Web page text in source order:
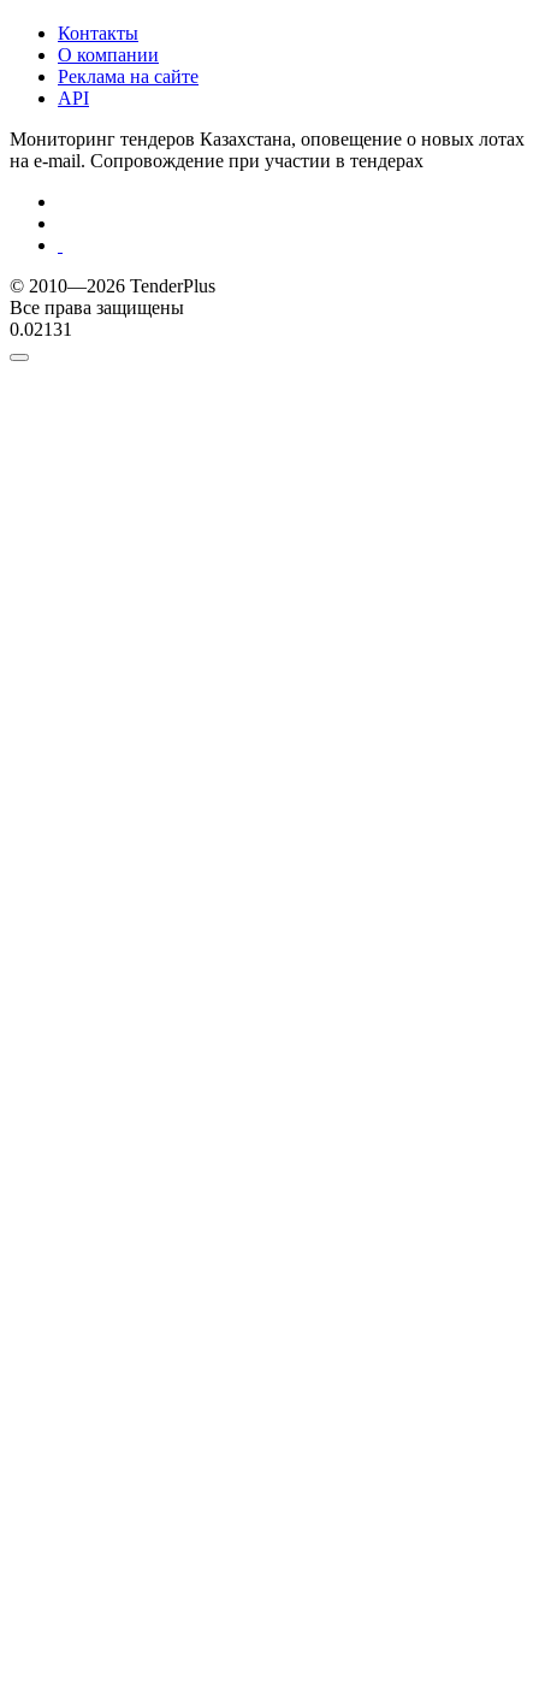
Контакты
О компании
Реклама на сайте
API
Мониторинг тендеров Казахстана, оповещение о новых лотах
на e-mail. Сопровождение при участии в тендерах
© 2010—2026 TenderPlus
Все права защищены
0.02131